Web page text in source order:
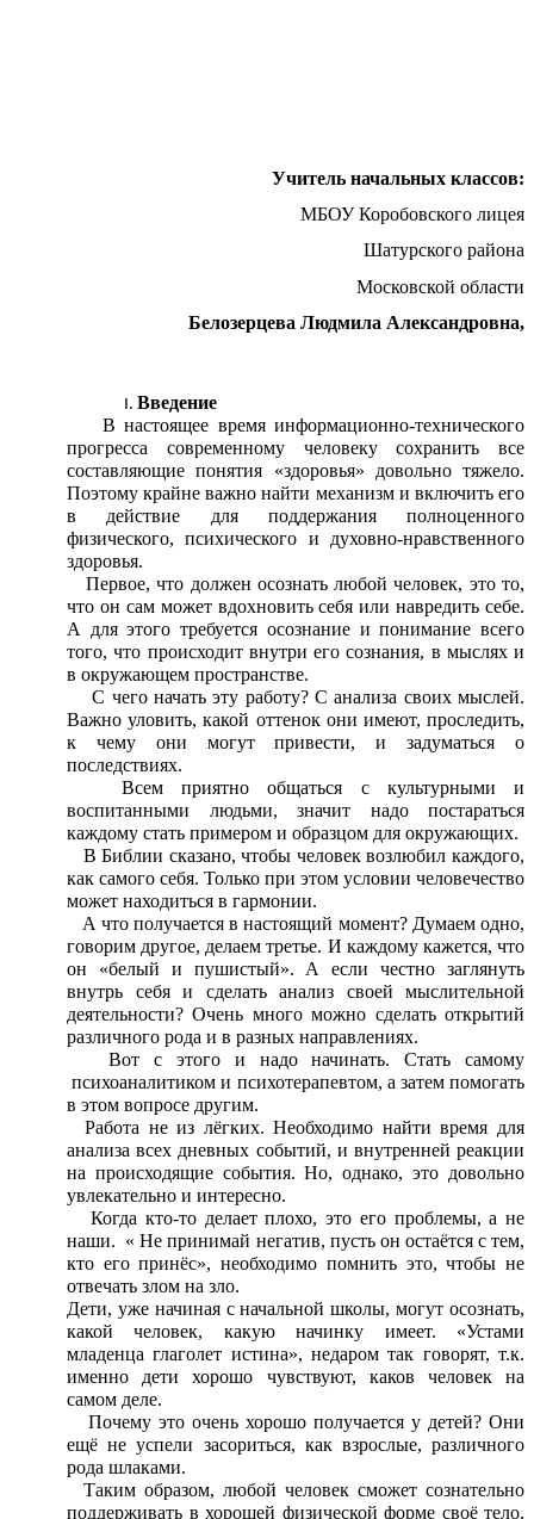
Учитель начальных классов:
МБОУ Коробовского лицея
Шатурского района
Московской области
Белозерцева Людмила Александровна,
Введение
В настоящее время информационно-технического
прогресса современному человеку сохранить все
составляющие понятия «здоровья» довольно тяжело.
Поэтому крайне важно найти механизм и включить его
в действие для поддержания полноценного
физического, психического и духовно-нравственного
здоровья.
Первое, что должен осознать любой человек, это то,
что он сам может вдохновить себя или навредить себе.
А для этого требуется осознание и понимание всего
того, что происходит внутри его сознания, в мыслях и
в окружающем пространстве.
С чего начать эту работу? С анализа своих мыслей.
Важно уловить, какой оттенок они имеют, проследить,
к чему они могут привести, и задуматься о
последствиях.
Всем приятно общаться с культурными и
воспитанными людьми, значит надо постараться
каждому стать примером и образцом для окружающих.
В Библии сказано, чтобы человек возлюбил каждого,
как самого себя. Только при этом условии человечество
может находиться в гармонии.
А что получается в настоящий момент? Думаем одно,
говорим другое, делаем третье. И каждому кажется, что
он «белый и пушистый». А если честно заглянуть
внутрь себя и сделать анализ своей мыслительной
деятельности? Очень много можно сделать открытий
различного рода и в разных направлениях.
Вот с этого и надо начинать. Стать самому
психоаналитиком и психотерапевтом, а затем помогать
в этом вопросе другим.
Работа не из лёгких. Необходимо найти время для
анализа всех дневных событий, и внутренней реакции
на происходящие события. Но, однако, это довольно
увлекательно и интересно.
Когда кто-то делает плохо, это его проблемы, а не
наши. « Не принимай негатив, пусть он остаётся с тем,
кто его принёс», необходимо помнить это, чтобы не
отвечать злом на зло.
Дети, уже начиная с начальной школы, могут осознать,
какой человек, какую начинку имеет. «Устами
младенца глаголет истина», недаром так говорят, т.к.
именно дети хорошо чувствуют, каков человек на
самом деле.
Почему это очень хорошо получается у детей? Они
ещё не успели засориться, как взрослые, различного
рода шлаками.
Таким образом, любой человек сможет сознательно
поддерживать в хорошей физической форме своё тело,